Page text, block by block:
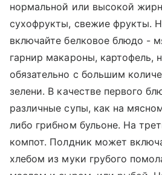
нормальной или высокой
сухофрукты, свежие фрукты.
включайте белковое блюдо -
гарнир макароны, картофель,
обязательно с большим
зелени. В качестве первого
различные супы, как на
либо грибном бульоне. На
компот. Полдник может
хлебом из муки грубого